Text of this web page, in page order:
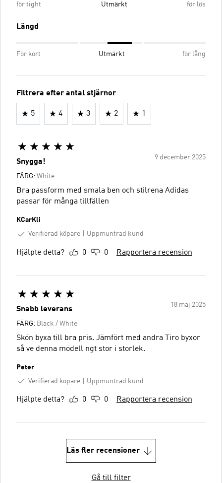
för tight Utmärkt för lös
Längd
För kort Utmärkt för lång
Filtrera efter antal stjärnor
5 4 3 2 1
9 december 2025
Snygga!
FÄRG: White
Bra passform med smala ben och stilrena Adidas
passar för många tillfällen
KCarKli
Verifierad köpare
Uppmuntrad kund
Hjälpte detta? 0 0 Rapportera recension
18 maj 2025
Snabb leverans
FÄRG: Black / White
Skön byxa till bra pris. Jämfört med andra Tiro byxor
så ve denna modell ngt stor i storlek.
Peter
Verifierad köpare
Uppmuntrad kund
Hjälpte detta? 0 0 Rapportera recension
Läs fler recensioner
Gå till filter